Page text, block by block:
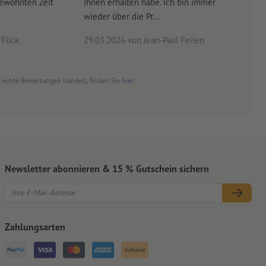
wieder über die Pr...
29.03.2026 von Jean-Paul Feilen
Bewertungen handelt, finden Sie hier.
Newsletter abonnieren & 15 % Gutschein sichern
Zahlungsarten
Vorkasse